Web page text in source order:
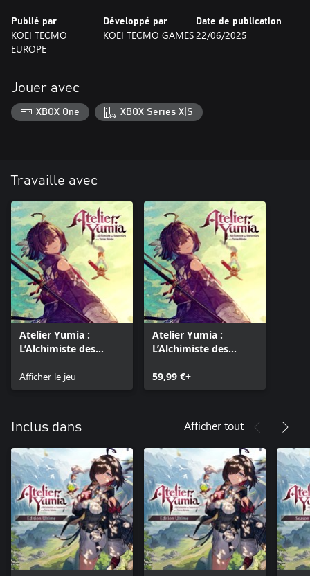
Publié par
KOEI TECMO
EUROPE
Développé par
KOEI TECMO GAMES
Date de publication
22/06/2025
Jouer avec
XBOX One XBOX Series X|S
Travaille avec
Atelier Yumia :
L’Alchimiste des
Rêvée (Xbox Series
X|S)
Afficher le jeu
Atelier Yumia :
L’Alchimiste des
Rêvée (Xbox One)
59,99 €+
Inclus dans Afficher tout